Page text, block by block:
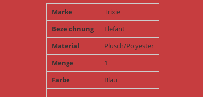
Marke
Trixie
Bezeichnung
Elefant
Material
Plüsch/Polyester
Menge
1
Farbe
Blau